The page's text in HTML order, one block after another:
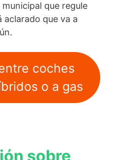
que regule
aclarado que va a
coches
o a gas
sobre